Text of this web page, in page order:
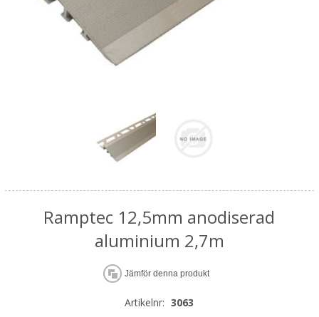
Ramptec 12,5mm anodiserad
aluminium 2,7m
Jämför denna produkt
Artikelnr: 3063